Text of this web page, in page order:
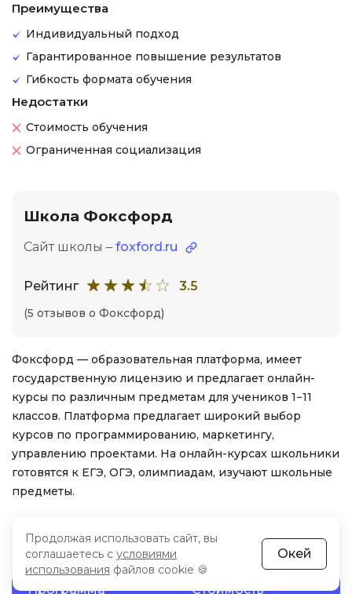
Преимущества
Индивидуальный подход
Гарантированное повышение результатов
Гибкость формата обучения
Недостатки
Стоимость обучения
Ограниченная социализация
Школа Фоксфорд
Сайт школы – foxford.ru
Рейтинг 3.5
(5 отзывов о Фоксфорд)
Фоксфорд — образовательная платформа, имеет
государственную лицензию и предлагает онлайн-
курсы по различным предметам для учеников 1−11
классов. Платформа предлагает широкий выбор
курсов по программированию, маркетингу,
управлению проектами. На онлайн-курсах школьники
готовятся к ЕГЭ, ОГЭ, олимпиадам, изучают школьные
предметы.
физике от «Фоксфорд»
Программа Стоимость
Продолжая использовать сайт, вы
соглашаетесь с условиями
использования файлов cookie 🍪
Окей